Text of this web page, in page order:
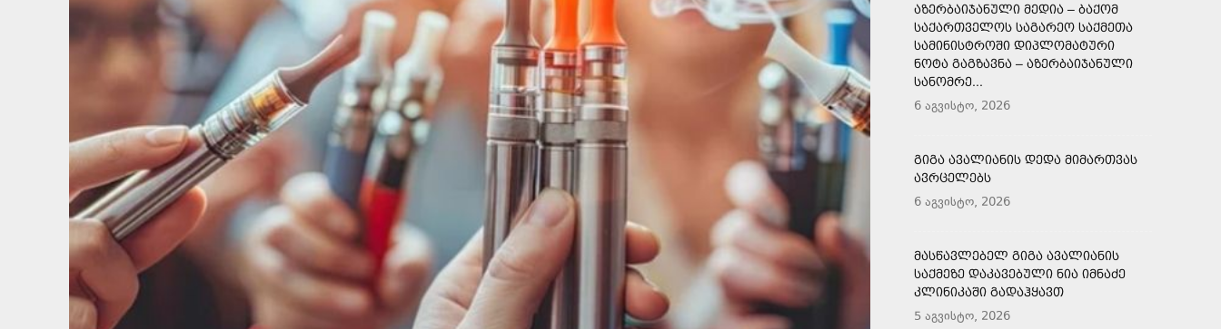
ᲐᲖᲔᲠᲑᲐᲘᲯᲐᲜᲣᲚᲘ ᲛᲔᲓᲘᲐ – ᲑᲐᲥᲝᲛ
ᲡᲐᲥᲐᲠᲗᲕᲔᲚᲝᲡ ᲡᲐᲒᲐᲠᲔᲝ ᲡᲐᲥᲛᲔᲗᲐ
ᲡᲐᲛᲘᲜᲘᲡᲢᲠᲝᲨᲘ ᲓᲘᲞᲚᲝᲛᲐᲢᲣᲠᲘ
ᲜᲝᲢᲐ ᲒᲐᲒᲖᲐᲕᲜᲐ – ᲐᲖᲔᲠᲑᲐᲘᲯᲐᲜᲣᲚᲘ
ᲡᲐᲜᲝᲛᲠᲔ...
6 აგვისტო, 2026
ᲒᲘᲒᲐ ᲐᲕᲐᲚᲘᲐᲜᲘᲡ ᲓᲔᲓᲐ ᲛᲘᲛᲐᲠᲗᲕᲐᲡ
ᲐᲕᲠᲪᲔᲚᲔᲑᲡ
6 აგვისტო, 2026
ᲛᲐᲡᲬᲐᲕᲚᲔᲑᲔᲚ ᲒᲘᲒᲐ ᲐᲕᲐᲚᲘᲐᲜᲘᲡ
ᲡᲐᲥᲛᲔᲖᲔ ᲓᲐᲙᲐᲕᲔᲑᲣᲚᲘ ᲜᲘᲐ ᲘᲛᲜᲐᲫᲔ
ᲙᲚᲘᲜᲘᲙᲐᲨᲘ ᲒᲐᲓᲐᲰᲧᲐᲕᲗ
5 აგვისტო, 2026